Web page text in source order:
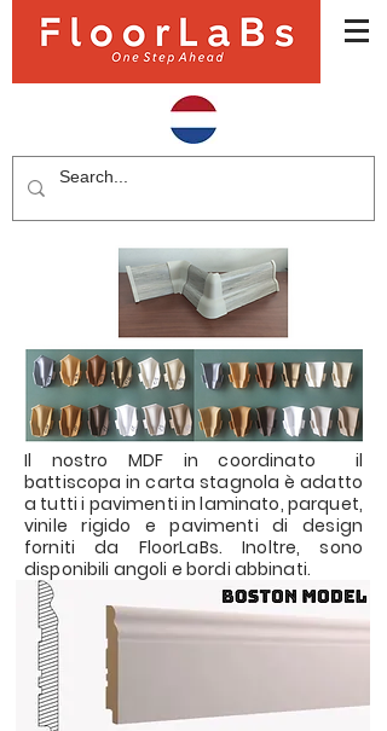
Il nostro MDF in coordinato il
battiscopa in carta stagnola è adatto
a tutti i pavimenti in laminato, parquet,
vinile rigido e pavimenti di design
forniti da FloorLaBs. Inoltre, sono
disponibili angoli e bordi abbinati.